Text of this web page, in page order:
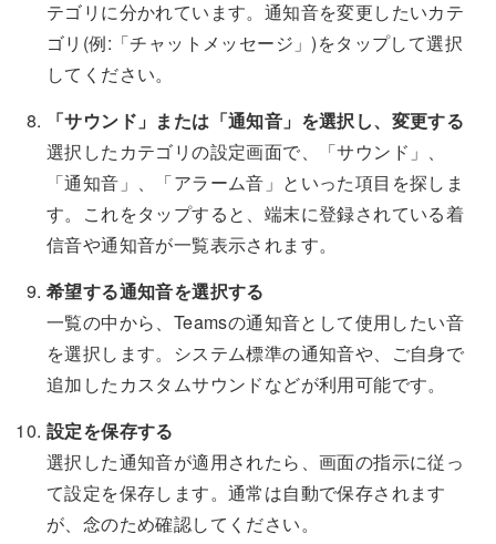
テゴリに分かれています。通知音を変更したいカテ
ゴリ(例:「チャットメッセージ」)をタップして選択
してください。
「サウンド」または「通知音」を選択し、変更する
選択したカテゴリの設定画面で、「サウンド」、
「通知音」、「アラーム音」といった項目を探しま
す。これをタップすると、端末に登録されている着
信音や通知音が一覧表示されます。
希望する通知音を選択する
一覧の中から、Teamsの通知音として使用したい音
を選択します。システム標準の通知音や、ご自身で
追加したカスタムサウンドなどが利用可能です。
設定を保存する
選択した通知音が適用されたら、画面の指示に従っ
て設定を保存します。通常は自動で保存されます
が、念のため確認してください。